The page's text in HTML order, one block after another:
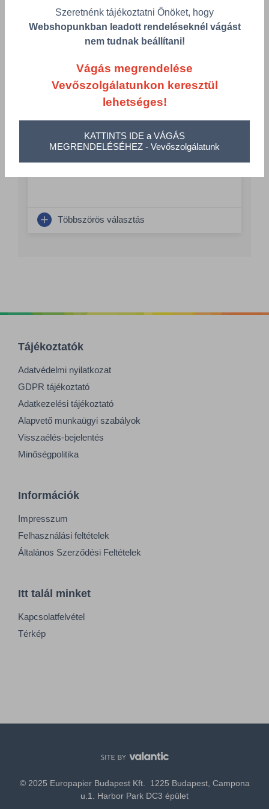
Cikkszám Csomagolás
Hypo 1 literes Hip-Tom
HAZT/31100106
Összeg csökkentése
Többszörös választás
Tájékoztatók
Adatvédelmi nyilatkozat
GDPR tájékoztató
Adatkezelési tájékoztató
Alapvető munkaügyi szabályok
Visszaélés-bejelentés
Minőségpolitika
Információk
Impresszum
Felhasználási feltételek
Általános Szerződési Feltételek
Itt talál minket
Kapcsolatfelvétel
Térkép
© 2025 Europapier Budapest Kft. 1225 Budapest, Campona
u.1. Harbor Park DC3 épület
Szeretnénk tájékoztatni Önöket, hogy
Webshopunkban leadott rendeléseknél vágást
nem tudnak beállítani!
Vágás megrendelése
Vevőszolgálatunkon keresztül
lehetséges!
KATTINTS IDE a VÁGÁS
MEGRENDELÉSÉHEZ - Vevőszolgálatunk